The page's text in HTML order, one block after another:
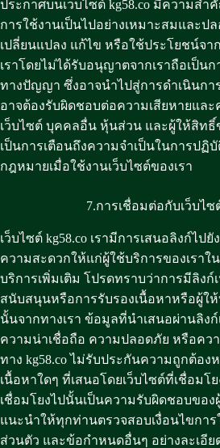
ประกาศบนเว็บไซต์ kg58.co มีความสำ
การใช้งานเป็นไปอย่างเหมาะสมและป
เปลี่ยนแปลง แก้ไข หรือใช้ประโยชน์จา
เราโดยไม่ได้รับอนุญาตจากเราถือเป็น
ทางปัญญา ซึ่งอาจนำไปสู่การดำเนินกา
อาจต้องรับผิดชอบต่อความเสียหายและ
เว็บไซต์ บุคคลอื่น หุ้นส่วน และผู้ให้สิทธิ์
เป็นการเตือนถึงความจำเป็นในการปฏิ
กฎหมายเมื่อใช้งานเว็บไซต์ของเรา
7.การเชื่อมต่อกับเว็บไ
เว็บไซต์ kg58.co เรามีการเสนอลิงก์ไป
ความสะดวกให้แก่ผู้ใช้บริการของเราใ
บริการเพิ่มเติม โปรดทราบว่าการมีลิงก์
สนับสนุนหรือการรับรองเนื้อหาหรือผู้ให้
นั้นจากทางเรา ข้อมูลที่นำเสนอผ่านลิง
ความน่าเชื่อถือ ความปลอดภัย หรือคว
ทาง kg58.co ไม่รับประกันความถูกต้อง
เนื้อหาใดๆ ที่เสนอโดยเว็บไซต์ที่เชื่อมโ
เชื่อมโยงไปนั้นเป็นความรับผิดชอบของ
แนะนำให้ทุกท่านตรวจสอบเงื่อนไขกา
ส่วนตัว และข้อกำหนดอื่นๆ อย่างละเอี